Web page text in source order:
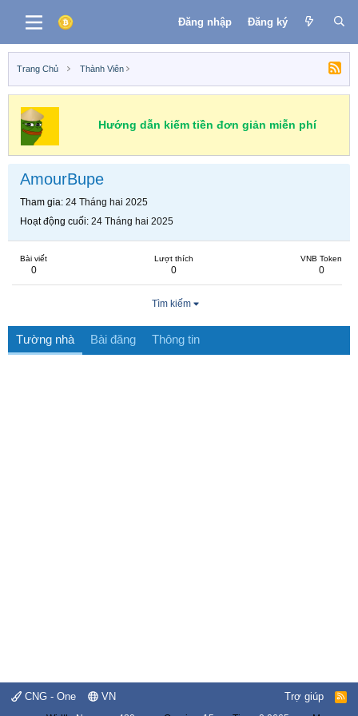
Đăng nhập Đăng ký
Trang Chủ Thành Viên
Hướng dẫn kiếm tiền đơn giản miễn phí
AmourBupe
Tham gia 24 Tháng hai 2025
Hoạt động cuối 24 Tháng hai 2025
Bài viết
0
Lượt thích
0
VNB Token
0
Tìm kiếm
Tường nhà Bài đăng Thông tin
CNG - One VN Trợ giúp
R